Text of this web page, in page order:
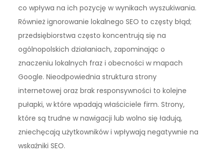
co wpływa na ich pozycję w wynikach wyszukiwania.
Również ignorowanie lokalnego SEO to częsty błąd;
przedsiębiorstwa często koncentrują się na
ogólnopolskich działaniach, zapominając o
znaczeniu lokalnych fraz i obecności w mapach
Google. Nieodpowiednia struktura strony
internetowej oraz brak responsywności to kolejne
pułapki, w które wpadają właściciele firm. Strony,
które są trudne w nawigacji lub wolno się ładują,
zniechęcają użytkowników i wpływają negatywnie na
wskaźniki SEO.